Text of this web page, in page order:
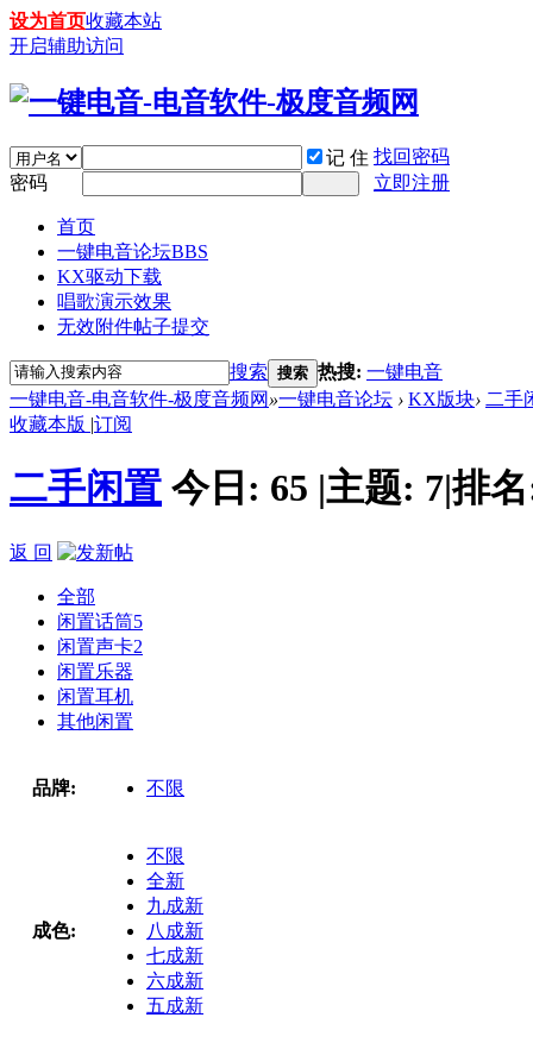
设为首页收藏本站
开启辅助访问
记 住 找回密码
密码
立即注册
首页
一键电音论坛BBS
KX驱动下载
唱歌演示效果
无效附件帖子提交
搜索 搜索 热搜: 一键电音
一键电音-电音软件-极度音频网 »一键电音论坛 › KX版块› 二手
收藏本版 |订阅
二手闲置 今日: 65 |主题: 7|排
返 回
全部
闲置话筒5
闲置声卡2
闲置乐器
闲置耳机
其他闲置
品牌: 不限
成色:
不限
全新
九成新
八成新
七成新
六成新
五成新